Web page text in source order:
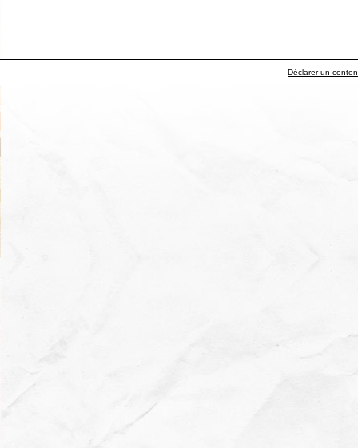
Déclarer un